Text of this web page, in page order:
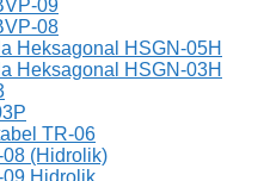
09
08
Heksagonal HSGN-05H
Heksagonal HSGN-03H
TR-06
(Hidrolik)
09 Hidrolik